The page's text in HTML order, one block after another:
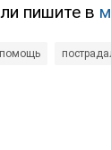
пишите в
помощь